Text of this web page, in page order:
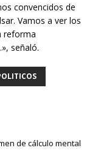
convencidos de
Vamos a ver los
reforma
señaló.
de cálculo mental